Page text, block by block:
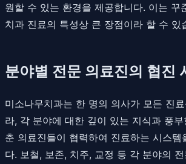
원할 수 있는 환경을 제공합니다. 이는 꾸
치과 진료의 특성상 큰 장점이라 할 수 있
분야별 전문 의료진의 협진
미소나무치과는 한 명의 의사가 모든 진
라, 각 분야에 대한 깊이 있는 지식과 풍
춘 의료진들이 협력하여 진료하는 시스템
다. 보철, 보존, 치주, 교정 등 각 분야의